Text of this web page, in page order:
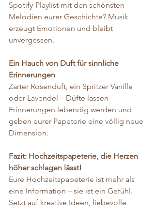
Spotify-Playlist mit den schönsten
Melodien eurer Geschichte? Musik
erzeugt Emotionen und bleibt
unvergessen.
Ein Hauch von Duft für sinnliche
Erinnerungen
Zarter Rosenduft, ein Spritzer Vanille
oder Lavendel – Düfte lassen
Erinnerungen lebendig werden und
geben eurer Papeterie eine völlig neue
Dimension.
Fazit: Hochzeitspapeterie, die Herzen
höher schlagen lässt!
Eure Hochzeitspapeterie ist mehr als
eine Information – sie ist ein Gefühl.
Setzt auf kreative Ideen, liebevolle